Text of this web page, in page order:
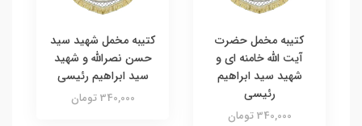
کتیبه مخمل حضرت
آیت الله خامنه ای و
شهید سید ابراهیم
رئیسی
340,000 تومان
کتیبه مخمل شهید سید
حسن نصرالله و شهید
سید ابراهیم رئیسی
340,000 تومان